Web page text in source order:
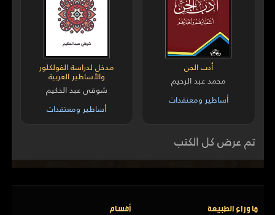
أدب الجن
محمد عبد الرحيم
أساطير ومعتقدات
مدخل لدراسة الفولكلور
والأساطير العربية
شوقي عبد الحكيم
أساطير ومعتقدات
تم عرض كل الكتب
ما وراء الطبيعة أقسام